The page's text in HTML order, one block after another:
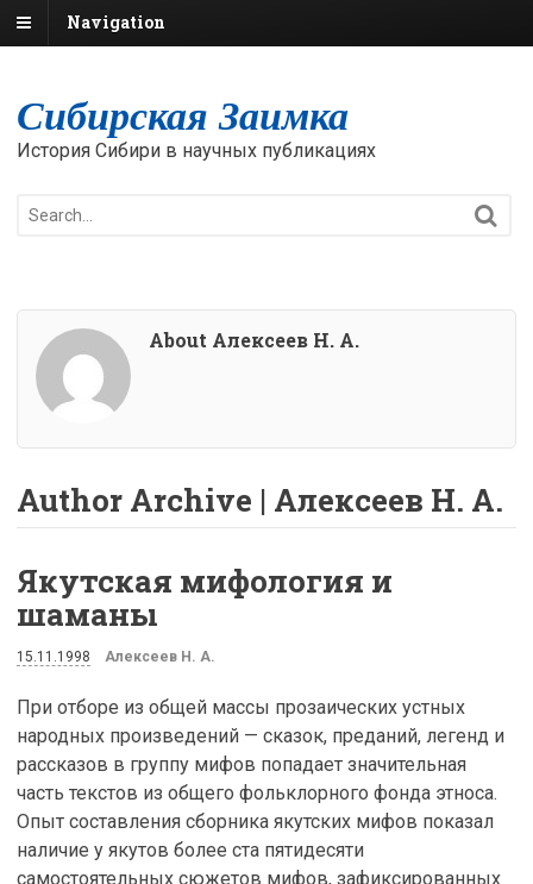
Navigation
Сибирская Заимка
История Сибири в научных публикациях
About Алексеев Н. А.
Author Archive | Алексеев Н. А.
Якутская мифология и
шаманы
15.11.1998 Алексеев Н. А.
При отборе из общей массы прозаических устных
народных произведений — сказок, преданий, легенд и
рассказов в группу мифов попадает значительная
часть текстов из общего фольклорного фонда этноса.
Опыт составления сборника якутских мифов показал
наличие у якутов более ста пятидесяти
самостоятельных сюжетов мифов, зафиксированных